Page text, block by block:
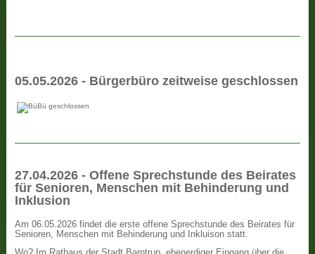
05.05.2026 - Bürgerbüro zeitweise geschlossen
27.04.2026 - Offene Sprechstunde des Beirates
für Senioren, Menschen mit Behinderung und
Inklusion
Am 06.05.2026 findet die erste offene Sprechstunde des Beirates für
Senioren, Menschen mit Behinderung und Inkluison statt.